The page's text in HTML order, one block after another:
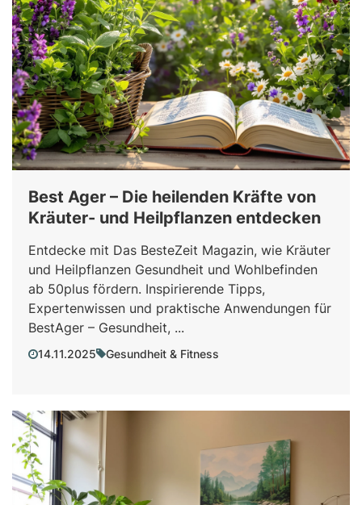
Best Ager – Die heilenden Kräfte von
Kräuter- und Heilpflanzen entdecken
Entdecke mit Das BesteZeit Magazin, wie Kräuter
und Heilpflanzen Gesundheit und Wohlbefinden
ab 50plus fördern. Inspirierende Tipps,
Expertenwissen und praktische Anwendungen für
BestAger – Gesundheit, ...
14.11.2025 Gesundheit & Fitness